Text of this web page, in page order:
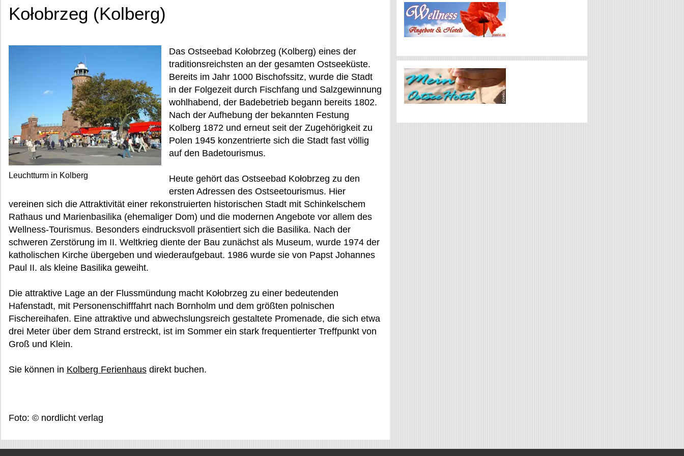
Kołobrzeg (Kolberg)
Leuchtturm in Kolberg
Das Ostseebad Kołobrzeg (Kolberg) eines der
traditionsreichsten an der gesamten Ostseeküste.
Bereits im Jahr 1000 Bischofssitz, wurde die Stadt
in der Folgezeit durch Fischfang und Salzgewinnung
wohlhabend, der Badebetrieb begann bereits 1802.
Nach der Aufhebung der bekannten Festung
Kolberg 1872 und erneut seit der Zugehörigkeit zu
Polen 1945 konzentrierte sich die Stadt fast völlig
auf den Badetourismus.
Heute gehört das Ostseebad Kołobrzeg zu den
ersten Adressen des Ostseetourismus. Hier
vereinen sich die Attraktivität einer rekonstruierten historischen Stadt mit Schinkelschem
Rathaus und Marienbasilika (ehemaliger Dom) und die modernen Angebote vor allem des
Wellness-Tourismus. Besonders eindrucksvoll präsentiert sich die Basilika. Nach der
schweren Zerstörung im II. Weltkrieg diente der Bau zunächst als Museum, wurde 1974 der
katholischen Kirche übergeben und wiederaufgebaut. 1986 wurde sie von Papst Johannes
Paul II. als kleine Basilika geweiht.
Die attraktive Lage an der Flussmündung macht Kołobrzeg zu einer bedeutenden
Hafenstadt, mit Personenschifffahrt nach Bornholm und dem größten polnischen
Fischereihafen. Eine attraktive und abwechslungsreich gestaltete Promenade, die sich etwa
drei Meter über dem Strand erstreckt, ist im Sommer ein stark frequentierter Treffpunkt von
Groß und Klein.
Sie können in Kolberg Ferienhaus direkt buchen.
Foto: © nordlicht verlag